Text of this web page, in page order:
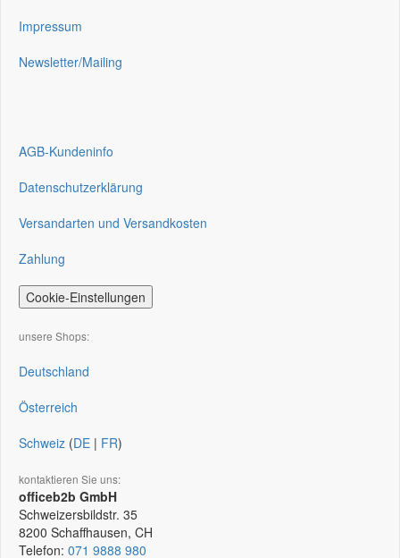
Impressum
Newsletter/Mailing
AGB-Kundeninfo
Datenschutzerklärung
Versandarten und Versandkosten
Zahlung
Cookie-Einstellungen
unsere Shops:
Deutschland
Österreich
Schweiz (DE | FR)
kontaktieren Sie uns:
officeb2b GmbH
Schweizersbildstr. 35
8200 Schaffhausen, CH
Telefon: 071 9888 980